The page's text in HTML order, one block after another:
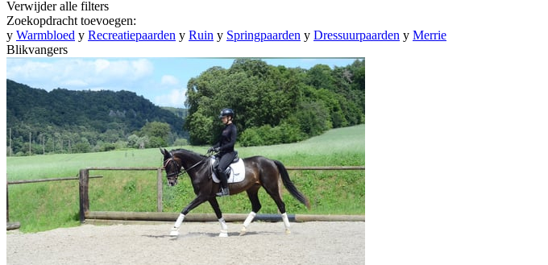
Verwijder alle filters
Zoekopdracht toevoegen:
y Warmbloed y Recreatiepaarden y Ruin y Springpaarden y Dressuurpaarden y Merrie
Blikvangers